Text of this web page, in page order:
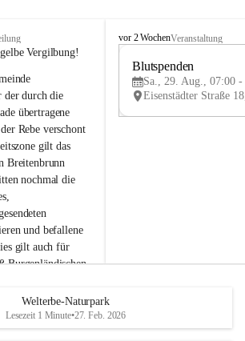
Vergilbung!
der durch die
übertragene
Rebe verschont
gilt das
Breitenbrunn
nochmal die
und befallene
gilt auch für
Burgenländischen
gepflegte oder
zu roden! Bitte
unsere Winzer
Ernteausfällen
B
e
u
e
d
vor 2 WochenVeranstaltung
Blutspenden
Sa., 29. Aug., 07:00 -
Welterbe-Naturpark
Lesezeit 1 Minute•27. Feb. 2026